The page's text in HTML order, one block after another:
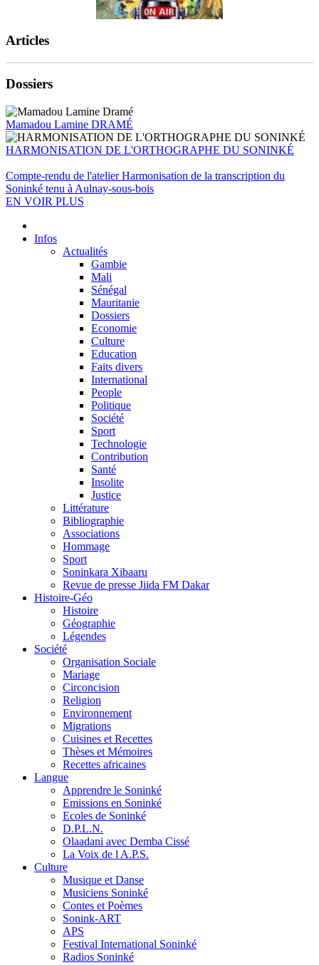
Articles
Dossiers
Mamadou Lamine DRAMÉ
HARMONISATION DE L'ORTHOGRAPHE DU SONINKÉ
Compte-rendu de l'atelier Harmonisation de la transcription du
Soninké tenu à Aulnay-sous-bois
EN VOIR PLUS
Infos
Actualités
Gambie
Mali
Sénégal
Mauritanie
Dossiers
Economie
Culture
Education
Faits divers
International
People
Politique
Société
Sport
Technologie
Contribution
Santé
Insolite
Justice
Littérature
Bibliographie
Associations
Hommage
Sport
Soninkara Xibaaru
Revue de presse Jiida FM Dakar
Histoire-Géo
Histoire
Géographie
Légendes
Société
Organisation Sociale
Mariage
Circoncision
Religion
Environnement
Migrations
Cuisines et Recettes
Thèses et Mémoires
Recettes africaines
Langue
Apprendre le Soninké
Emissions en Soninké
Ecoles de Soninké
D.P.L.N.
Olaadani avec Demba Cissé
La Voix de l A.P.S.
Culture
Musique et Danse
Musiciens Soninké
Contes et Poèmes
Sonink-ART
APS
Festival International Soninké
Radios Soninké